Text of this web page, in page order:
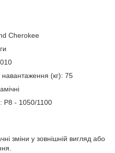
Cherokee
(кг): 75
P8 - 1050/1100
зміни у зовнішній вигляд або